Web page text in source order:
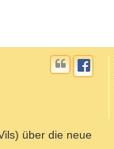
über die neue